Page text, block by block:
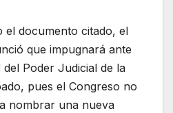
el documento citado, el
que impugnará ante
Poder Judicial de la
pues el Congreso no
nombrar una nueva